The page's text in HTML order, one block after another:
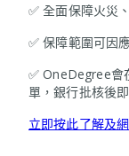
✅ 全面保障火災
✅ 保障範圍可因
✅ OneDegree會
單，銀行批核後
立即按此了解及